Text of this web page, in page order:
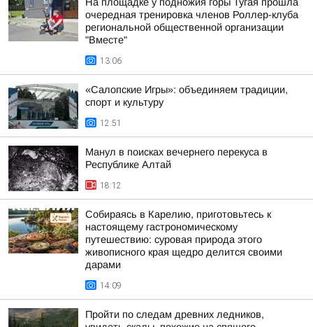
очередная тренировка членов Роллер-клуба
региональной общественной организации
"Вместе"
13:06
«Салопские Игры»: объединяем традиции,
спорт и культуру
12:51
Манул в поисках вечернего перекуса в
Республике Алтай
18:12
Собираясь в Карелию, приготовьтесь к
настоящему гастрономическому
путешествию: суровая природа этого
живописного края щедро делится своими
дарами
14:09
Пройти по следам древних ледников,